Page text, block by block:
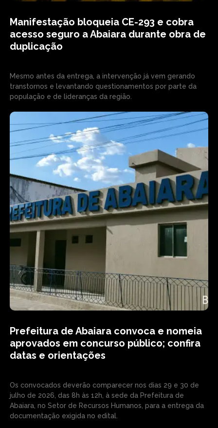
Manifestação bloqueia CE-293 e cobra
acesso seguro a Abaiara durante obra de
duplicação
Mesmo antes da entrega, a intervenção já vem gerando
transtornos e levantando questionamentos por parte da
população e de lideranças da região.
Prefeitura de Abaiara convoca e nomeia
aprovados em concurso público; confira
datas e orientações
Os convocados deverão comparecer nos dias 29 e 30 de
julho de 2026, das 8h às 12h, à sede da Prefeitura de
Abaiara, no Setor de Recursos Humanos, para a entrega da
documentação exigida no edital.